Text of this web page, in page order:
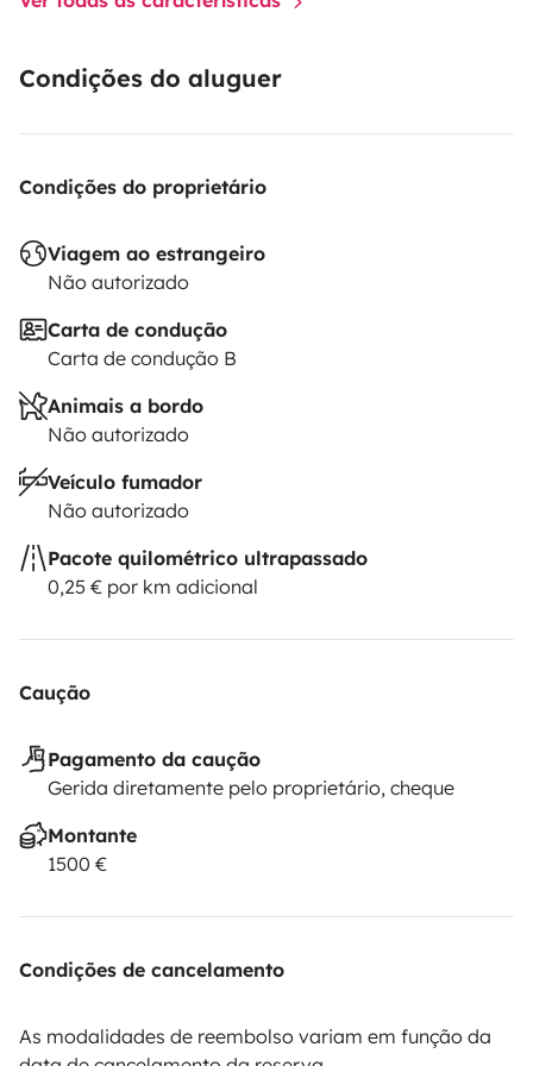
taies d'oreillers à prévoir)
conformément aux normes en vigueur.
Condições do aluguer
Condições do proprietário
Viagem ao estrangeiro
Não autorizado
Carta de condução
Carta de condução B
Animais a bordo
Não autorizado
Veículo fumador
Não autorizado
Pacote quilométrico ultrapassado
0,25 € por km adicional
Caução
Pagamento da caução
Gerida diretamente pelo proprietário, cheque
Montante
1500 €
Condições de cancelamento
As modalidades de reembolso variam em função da